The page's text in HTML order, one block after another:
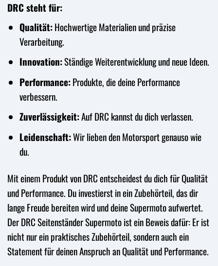
DRC steht für:
Qualität:Hochwertige Materialien und präzise
Verarbeitung.
Innovation:Ständige Weiterentwicklung und neue Ideen.
Performance:Produkte, die deine Performance
verbessern.
Zuverlässigkeit:Auf DRC kannst du dich verlassen.
Leidenschaft:Wir lieben den Motorsport genauso wie
du.
Mit einem Produkt von DRC entscheidest du dich für Qualität
und Performance. Du investierst in ein Zubehörteil, das dir
lange Freude bereiten wird und deine Supermoto aufwertet.
Der DRC Seitenständer Supermoto ist ein Beweis dafür: Er ist
nicht nur ein praktisches Zubehörteil, sondern auch ein
Statement für deinen Anspruch an Qualität und Performance.